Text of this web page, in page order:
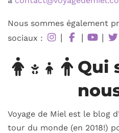
Nous sommes également
sociaux :
| | |
Qui
Voyage de Miel est le blog
tour du monde (en 2018!)